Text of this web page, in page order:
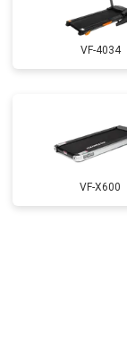
VF-4034
VF-X600